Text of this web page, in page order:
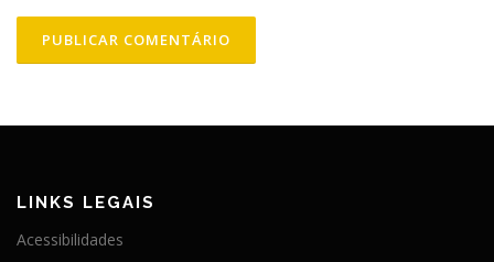
LINKS LEGAIS
Acessibilidades